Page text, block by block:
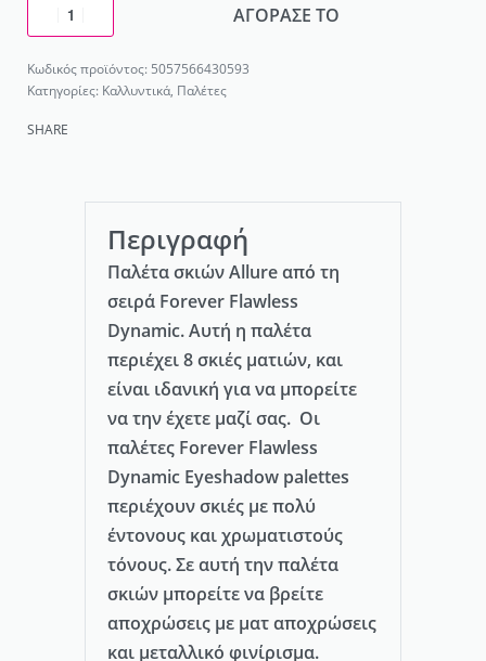
ΑΓΟΡΑΣΕ ΤΟ
5057566430593
Κατηγορίες: Καλλυντικά, Παλέτες
SHARE
Περιγραφή
Παλέτα σκιών Allure από τη
σειρά Forever Flawless
Dynamic. Αυτή η παλέτα
περιέχει 8 σκιές ματιών, και
είναι ιδανική για να μπορείτε
να την έχετε μαζί σας. Οι
παλέτες Forever Flawless
Dynamic Eyeshadow palettes
περιέχουν σκιές με πολύ
έντονους και χρωματιστούς
τόνους. Σε αυτή την παλέτα
σκιών μπορείτε να βρείτε
αποχρώσεις με ματ αποχρώσεις
και μεταλλικό φινίρισμα.